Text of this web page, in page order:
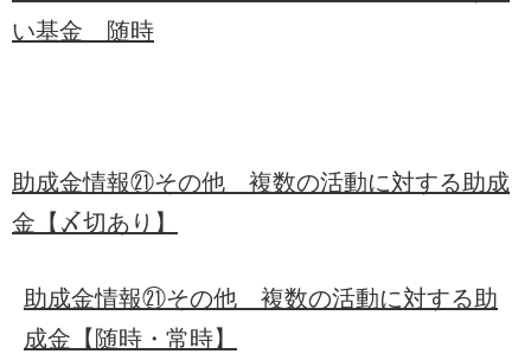
い基金 随時
助成金情報㉑その他 複数の活動に対する助成
金【〆切あり】
助成金情報㉑その他 複数の活動に対する助
成金【随時・常時】